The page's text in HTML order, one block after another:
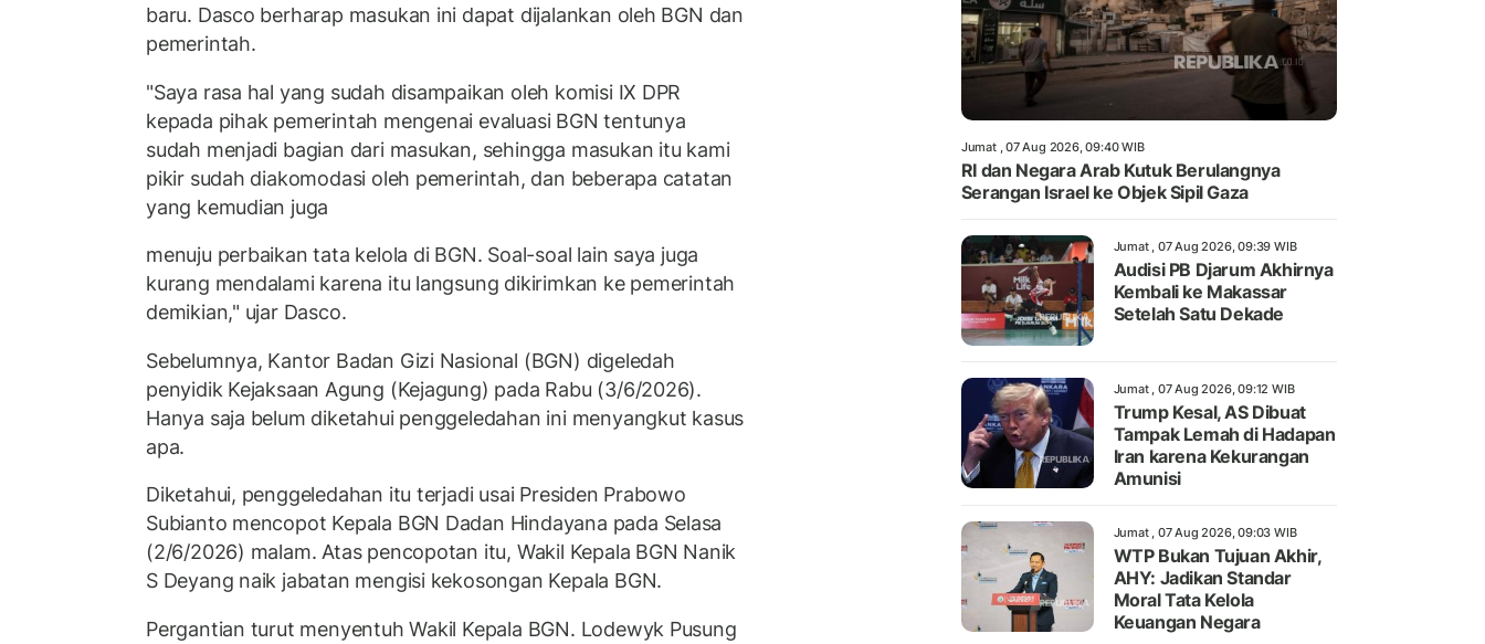
baru. Dasco berharap masukan ini dapat dijalankan oleh BGN dan
pemerintah.
"Saya rasa hal yang sudah disampaikan oleh komisi IX DPR
kepada pihak pemerintah mengenai evaluasi BGN tentunya
sudah menjadi bagian dari masukan, sehingga masukan itu kami
pikir sudah diakomodasi oleh pemerintah, dan beberapa catatan
yang kemudian juga
menuju perbaikan tata kelola di BGN. Soal-soal lain saya juga
kurang mendalami karena itu langsung dikirimkan ke pemerintah
demikian," ujar Dasco.
Sebelumnya, Kantor Badan Gizi Nasional (BGN) digeledah
penyidik Kejaksaan Agung (Kejagung) pada Rabu (3/6/2026).
Hanya saja belum diketahui penggeledahan ini menyangkut kasus
apa.
Diketahui, penggeledahan itu terjadi usai Presiden Prabowo
Subianto mencopot Kepala BGN Dadan Hindayana pada Selasa
(2/6/2026) malam. Atas pencopotan itu, Wakil Kepala BGN Nanik
S Deyang naik jabatan mengisi kekosongan Kepala BGN.
Pergantian turut menyentuh Wakil Kepala BGN. Lodewyk Pusung
Jumat , 07 Aug 2026, 09:40 WIB
RI dan Negara Arab Kutuk Berulangnya
Serangan Israel ke Objek Sipil Gaza
Jumat , 07 Aug 2026, 09:39 WIB
Audisi PB Djarum Akhirnya
Kembali ke Makassar
Setelah Satu Dekade
Jumat , 07 Aug 2026, 09:12 WIB
Trump Kesal, AS Dibuat
Tampak Lemah di Hadapan
Iran karena Kekurangan
Amunisi
Jumat , 07 Aug 2026, 09:03 WIB
WTP Bukan Tujuan Akhir,
AHY: Jadikan Standar
Moral Tata Kelola
Keuangan Negara